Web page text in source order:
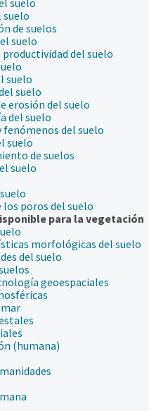
suelo
de suelos
suelo
del suelo
suelo
suelo
erosión del suelo
del suelo
fenómenos del suelo
suelo
de suelos
suelo
los poros del suelo
para la vegetación
morfológicas del suelo
del suelo
geoespaciales
(humana)